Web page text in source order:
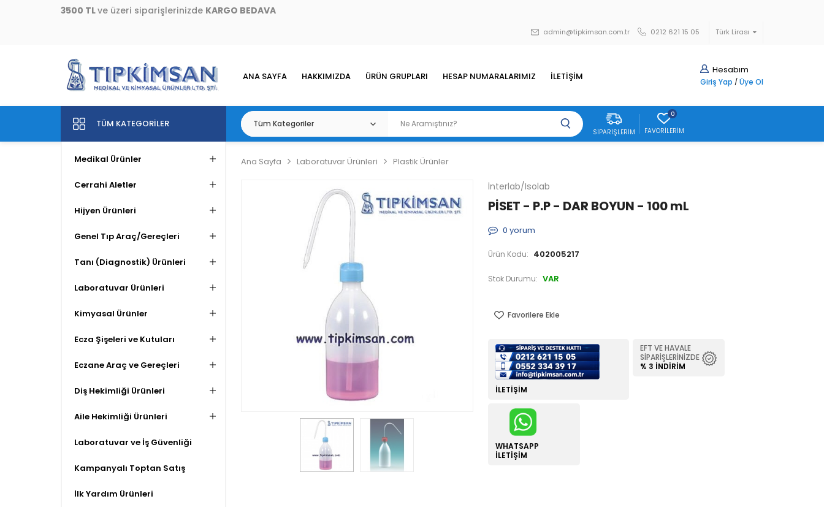
3500 TL ve üzeri siparişlerinizde KARGO BEDAVA
Türk Lirası
admin@tipkimsan.com.tr 0212 621 15 05
Hesabım
Giriş Yap / Üye Ol
ANA SAYFA HAKKIMIZDA ÜRÜN GRUPLARI HESAP NUMARALARIMIZ İLETİŞİM
TÜM KATEGORILER
Medikal Ürünler
Cerrahi Aletler
Hijyen Ürünleri
Genel Tıp Araç/Gereçleri
Tanı (Diagnostik) Ürünleri
Laboratuvar Ürünleri
Kimyasal Ürünler
Ecza Şişeleri ve Kutuları
Eczane Araç ve Gereçleri
Diş Hekimliği Ürünleri
Aile Hekimliği Ürünleri
Laboratuvar ve İş Güvenliği
Kampanyalı Toptan Satış
İlk Yardım Ürünleri
SIPARIŞLERIM
0
FAVORILERIM
Ana Sayfa Laboratuvar Ürünleri Plastik Ürünler
İnterlab/Isolab
PİSET - P.P - DAR BOYUN - 100 mL
0 yorum
Ürün Kodu: 402005217
Stok Durumu: VAR
Favorilere Ekle
İLETIŞIM
EFT VE HAVALE
SIPARIŞLERINIZDE
% 3 İNDIRIM
WHATSAPP
İLETIŞIM